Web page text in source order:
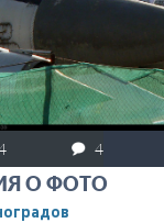
ЗАРЕГИСТРИРОВАТЬСЯ
4
О ФОТО